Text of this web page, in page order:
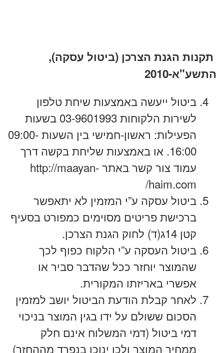
תקנות הגנת הצרכן (ביטול עסקה),
התשע"א-2010
ביטול ייעשה באמצעות שיחת טלפון
לשירות הלקוחות 03-9601993 בשעות
הפעילות: ראשון-חמישי בין השעות 09:00-
16:00. או באמצעות שליחת בקשה דרך
עמוד צור קשר באתר http://maayan-
haim.com/
ביטול עסקה ע”י המזמין לא יתאפשר
ברכישת פריטים מסוימים כמפורט בסעיף
קטן 14ג(ד) לחוק הגנת הצרכן.
ביטול העסקה ע”י הלקוח כפוף לכך
שהמוצר יוחזר ככל שהדבר סביר או
אפשרי באריזתו המקורית.
לאחר קבלת הודעת הביטול יושב למזמין
הסכום ששולם על ידו בגין המוצר בניכוי
דמי ביטול (דמי המשלוח אינם חלק
ממחיר המוצר ולכן ינוכו בנפרד מההחזר)